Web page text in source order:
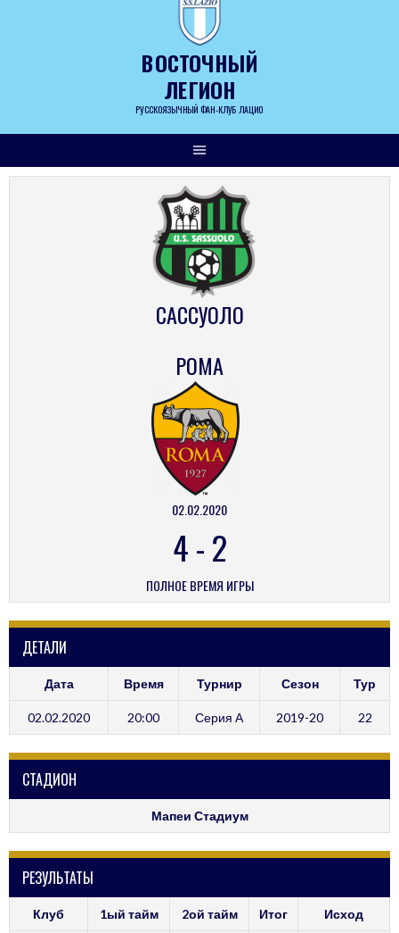
ВОСТОЧНЫЙ
ЛЕГИОН
РУССКОЯЗЫЧНЫЙ ФАН-КЛУБ ЛАЦИО
САССУОЛО
РОМА
02.02.2020
4-2
ПОЛНОЕ ВРЕМЯ ИГРЫ
ДЕТАЛИ
Дата Время Турнир Сезон Тур
02.02.2020 20:00 Серия А 2019-20 22
СТАДИОН
Мапеи Стадиум
РЕЗУЛЬТАТЫ
Клуб 1ый тайм 2ой тайм Итог Исход